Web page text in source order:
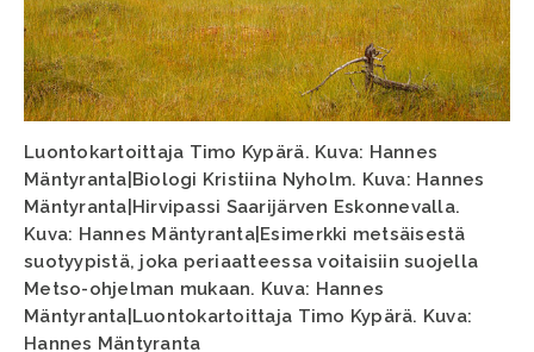
Luontokartoittaja Timo Kypärä. Kuva: Hannes
Mäntyranta|Biologi Kristiina Nyholm. Kuva: Hannes
Mäntyranta|Hirvipassi Saarijärven Eskonnevalla.
Kuva: Hannes Mäntyranta|Esimerkki metsäisestä
suotyypistä, joka periaatteessa voitaisiin suojella
Metso-ohjelman mukaan. Kuva: Hannes
Mäntyranta|Luontokartoittaja Timo Kypärä. Kuva:
Hannes Mäntyranta